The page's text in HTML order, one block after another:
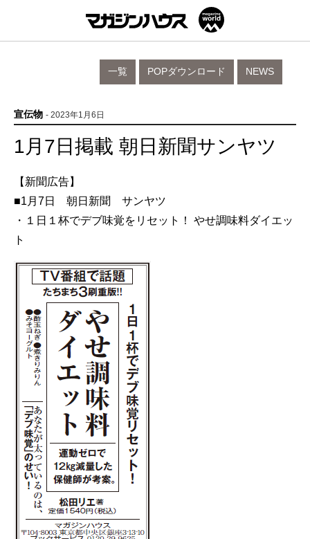
NEWS
POPダウンロード
一覧
宣伝物 - 2023年1月6日
1月7日掲載 朝日新聞サンヤツ
【新聞広告】
■1月7日 朝日新聞 サンヤツ
・１日１杯でデブ味覚をリセット！ やせ調味料ダイエッ
ト